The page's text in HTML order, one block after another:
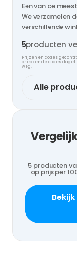
Een van de
We verzamelen
verschillende
5producten
Prijzen en codes
checken de codes
weg.
Alle
5 producten
op prijs per